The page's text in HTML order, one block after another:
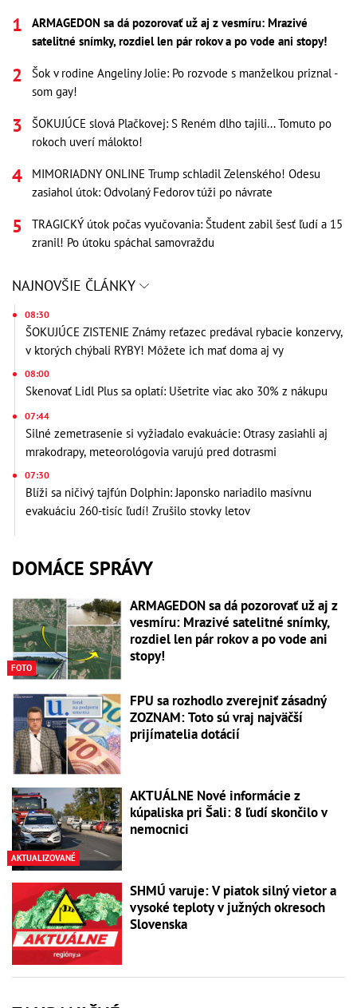
ARMAGEDON sa dá pozorovať už aj z vesmíru: Mrazivé
satelitné snímky, rozdiel len pár rokov a po vode ani stopy!
Šok v rodine Angeliny Jolie: Po rozvode s manželkou priznal -
som gay!
ŠOKUJÚCE slová Plačkovej: S Reném dlho tajili... Tomuto po
rokoch uverí málokto!
MIMORIADNY ONLINE Trump schladil Zelenského! Odesu
zasiahol útok: Odvolaný Fedorov túži po návrate
TRAGICKÝ útok počas vyučovania: Študent zabil šesť ľudí a 15
zranil! Po útoku spáchal samovraždu
NAJNOVŠIE ČLÁNKY
08:30
ŠOKUJÚCE ZISTENIE Známy reťazec predával rybacie konzervy,
v ktorých chýbali RYBY! Môžete ich mať doma aj vy
08:00
Skenovať Lidl Plus sa oplatí: Ušetrite viac ako 30% z nákupu
07:44
Silné zemetrasenie si vyžiadalo evakuácie: Otrasy zasiahli aj
mrakodrapy, meteorológovia varujú pred dotrasmi
07:30
Blíži sa ničivý tajfún Dolphin: Japonsko nariadilo masívnu
evakuáciu 260-tisíc ľudí! Zrušilo stovky letov
DOMÁCE SPRÁVY
FOTO
ARMAGEDON sa dá pozorovať už aj z
vesmíru: Mrazivé satelitné snímky,
rozdiel len pár rokov a po vode ani
stopy!
FPU sa rozhodlo zverejniť zásadný
ZOZNAM: Toto sú vraj najväčší
prijímatelia dotácií
AKTUALIZOVANÉ
AKTUÁLNE Nové informácie z
kúpaliska pri Šali: 8 ľudí skončilo v
nemocnici
SHMÚ varuje: V piatok silný vietor a
vysoké teploty v južných okresoch
Slovenska